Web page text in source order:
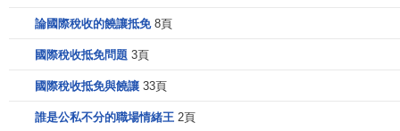
論國際稅收的饒讓抵免 8頁
國際稅收抵免問題 3頁
國際稅收抵免與饒讓 33頁
誰是公私不分的職場情緒王 2頁